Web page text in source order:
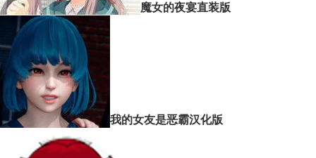
魔女的夜宴直装版
我的女友是恶霸汉化版